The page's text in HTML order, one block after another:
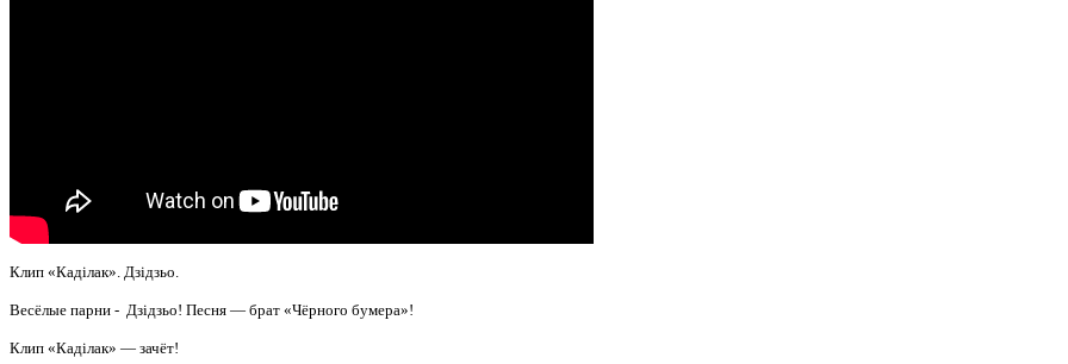
Клип «Каділак». Дзідзьо.
Весёлые парни - Дзідзьо! Песня — брат «Чёрного бумера»!
Клип «Каділак» — зачёт!